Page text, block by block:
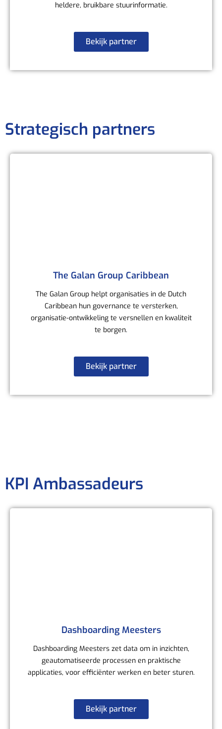
heldere, bruikbare stuurinformatie.
Bekijk partner
Strategisch partners
The Galan Group Caribbean
The Galan Group helpt organisaties in de Dutch
Caribbean hun governance te versterken,
organisatie-ontwikkeling te versnellen en kwaliteit
te borgen.
Bekijk partner
KPI Ambassadeurs
Dashboarding Meesters
Dashboarding Meesters zet data om in inzichten,
geautomatiseerde processen en praktische
applicaties, voor efficiënter werken en beter sturen.
Bekijk partner